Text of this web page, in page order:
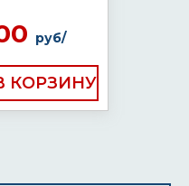
руб/